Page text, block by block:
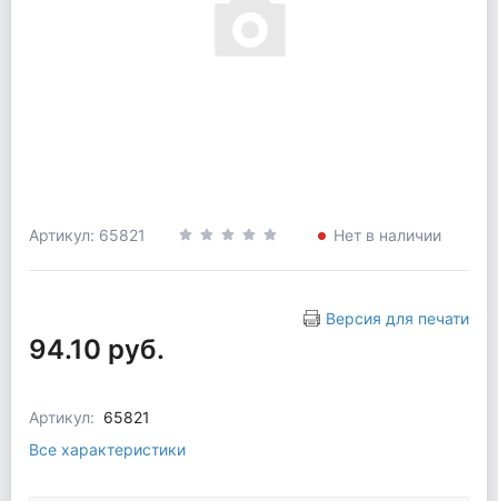
Артикул: 65821 Нет в наличии
Версия для печати
94.10 руб.
Артикул: 65821
Все характеристики